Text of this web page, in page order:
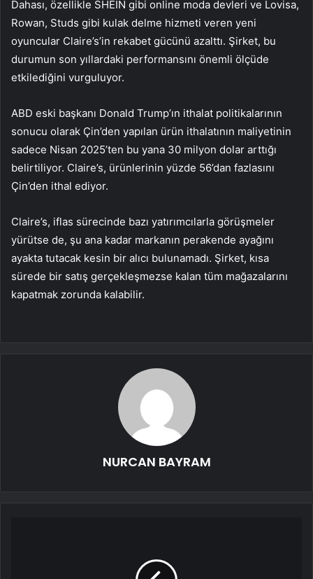
Dahası, özellikle SHEIN gibi online moda devleri ve Lovisa,
Rowan, Studs gibi kulak delme hizmeti veren yeni
oyuncular Claire’s’in rekabet gücünü azalttı. Şirket, bu
durumun son yıllardaki performansını önemli ölçüde
etkilediğini vurguluyor.
ABD eski başkanı Donald Trump’ın ithalat politikalarının
sonucu olarak Çin’den yapılan ürün ithalatının maliyetinin
sadece Nisan 2025’ten bu yana 30 milyon dolar arttığı
belirtiliyor. Claire’s, ürünlerinin yüzde 56’dan fazlasını
Çin’den ithal ediyor.
Claire’s, iflas sürecinde bazı yatırımcılarla görüşmeler
yürütse de, şu ana kadar markanın perakende ayağını
ayakta tutacak kesin bir alıcı bulunamadı. Şirket, kısa
sürede bir satış gerçekleşmezse kalan tüm mağazalarını
kapatmak zorunda kalabilir.
NURCAN BAYRAM